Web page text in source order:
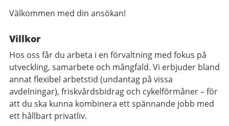
Välkommen med din ansökan!
Villkor
Hos oss får du arbeta i en förvaltning med fokus på
utveckling, samarbete och mångfald. Vi erbjuder bland
annat flexibel arbetstid (undantag på vissa
avdelningar), friskvårdsbidrag och cykelförmåner – för
att du ska kunna kombinera ett spännande jobb med
ett hållbart privatliv.